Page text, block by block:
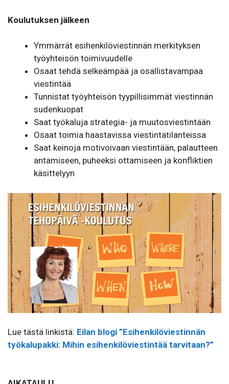
Koulutuksen jälkeen
Ymmärrät esihenkilöviestinnän merkityksen
työyhteisön toimivuudelle
Osaat tehdä selkeämpää ja osallistavampaa
viestintää
Tunnistat työyhteisön tyypillisimmät viestinnän
sudenkuopat
Saat työkaluja strategia- ja muutosviestintään
Osaat toimia haastavissa viestintätilanteissa
Saat keinoja motivoivaan viestintään, palautteen
antamiseen, puheeksi ottamiseen ja konfliktien
käsittelyyn
Lue tästä linkistä: Eilan blogi ”Esihenkilöviestinnän
työkalupakki: Mihin esihenkilöviestintää tarvitaan?”